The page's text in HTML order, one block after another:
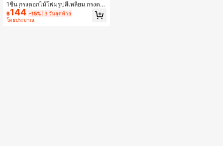
1ชิ้น กรงดอกไม้โฟมรูปสี่เหลี่ยม กรงดอ
กไม้สี่เหลี่ยมผืนผ้าสำหรับแขวนผนัง ตก
แต่งดอกไม้สดบนโต๊ะงานแต่งงาน คริส
฿144 -15% 3 วันสุดท้าย
โดยประมาณ